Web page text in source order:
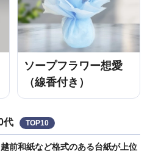
ソープフラワー想愛
（線香付き）
代 TOP10
前和紙など格式のある台紙が上位